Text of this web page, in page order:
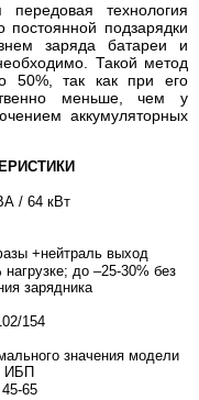
технология
подзарядки
заряда батареи и
Такой метод
50%, так как при его
меньше, чем у
аккумуляторных
/ 64 кВт
+нейтраль выход
до –25-30% без
зарядника
154
значения модели
ИБП
45-65